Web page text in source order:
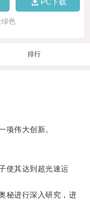
PC下载
色
排行
伟大创新。
其达到超光速运
进行深入研究，进